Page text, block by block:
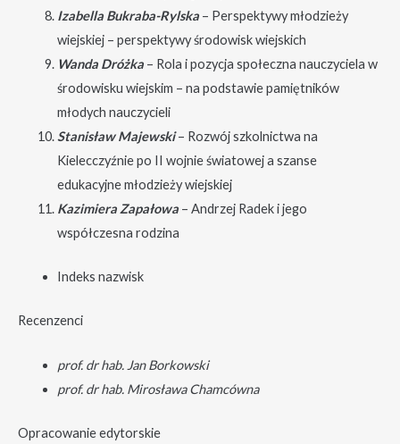
Izabella Bukraba-Rylska – Perspektywy młodzieży
wiejskiej – perspektywy środowisk wiejskich
Wanda Dróżka – Rola i pozycja społeczna nauczyciela w
środowisku wiejskim – na podstawie pamiętników
młodych nauczycieli
Stanisław Majewski– Rozwój szkolnictwa na
Kielecczyźnie po II wojnie światowej a szanse
edukacyjne młodzieży wiejskiej
Kazimiera Zapałowa – Andrzej Radek i jego
współczesna rodzina
Indeks nazwisk
Recenzenci
prof. dr hab. Jan Borkowski
prof. dr hab. Mirosława Chamcówna
Opracowanie edytorskie